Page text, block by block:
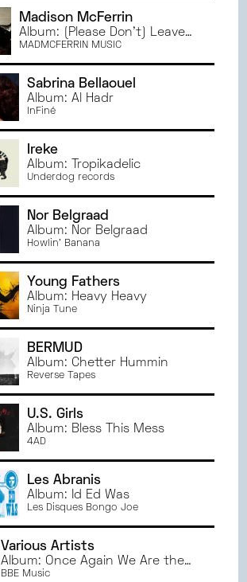
Madison McFerrin
Album: (Please Don't) Leave
Me Now
MADMCFERRIN MUSIC
Sabrina Bellaouel
Album: Al Hadr
InFiné
Ireke
Album: Tropikadelic
Underdog records
Nor Belgraad
Album: Nor Belgraad
Howlin' Banana
Young Fathers
Album: Heavy Heavy
Ninja Tune
BERMUD
Album: Chetter Hummin
Reverse Tapes
U.S. Girls
Album: Bless This Mess
4AD
Les Abranis
Album: Id Ed Was
Les Disques Bongo Joe
Various Artists
Album: Once Again We Are the
Children of the Sun Compiled by
BBE Music